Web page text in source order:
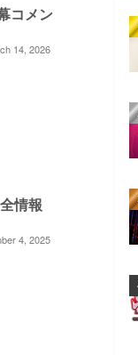
コメン
14, 2026
情報
4, 2025